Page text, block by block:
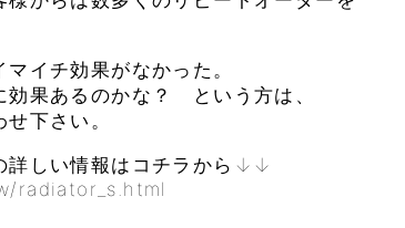
イチ効果がなかった。
効果あるのかな？ という方は、
下さい。
詳しい情報はコチラから↓↓
radiator_s.html